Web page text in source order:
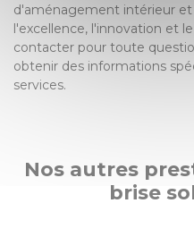
d'aménagement intérieur
l'excellence, l'innovation et
contacter pour toute
obtenir des informations
services.
Nos autres
brise